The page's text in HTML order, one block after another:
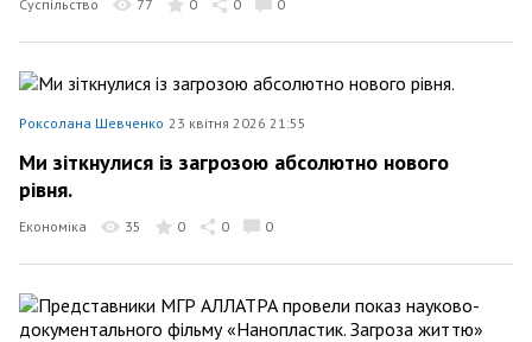
Суспільство 77 0 0 0
Роксолана Шевченко 23 квітня 2026 21:55
Ми зіткнулися із загрозою абсолютно нового
рівня.
Економіка 35 0 0 0